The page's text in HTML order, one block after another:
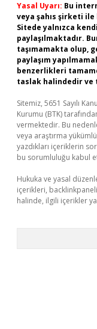
Yasal Uyarı: Bu
veya şahıs şirketi
Sitede yalnızca
paylaşılmaktadır.
taşımamakta olup,
paylaşım
benzerlikleri
taslak halindedir ve
Sitemiz, 5651 Sayılı
Kurumu (BTK)
vermektedir. Bu
veya araştırma
yazdıkları içeriklerin
bu sorumluluğu kabul
Hukuka ve yasal
içerikleri,
halinde, ilgili içerikler